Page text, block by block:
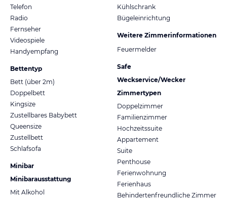
Telefon
Radio
Fernseher
Videospiele
Handyempfang
Bettentyp
Bett (über 2m)
Doppelbett
Kingsize
Zustellbares Babybett
Queensize
Zustellbett
Schlafsofa
Minibar
Minibarausstattung
Mit Alkohol
Kühlschrank
Bügeleinrichtung
Weitere Zimmerinformationen
Feuermelder
Safe
Weckservice/Wecker
Zimmertypen
Doppelzimmer
Familienzimmer
Hochzeitssuite
Appartement
Suite
Penthouse
Ferienwohnung
Ferienhaus
Behindertenfreundliche Zimmer